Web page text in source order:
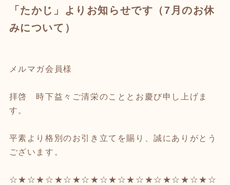
「たかじ」よりお知らせです（7月のお休
みについて）
メルマガ会員様
拝啓 時下益々ご清栄のこととお慶び申し上げま
す。
平素より格別のお引き立てを賜り、誠にありがとう
ございます。
☆★☆★☆★☆★☆★☆★☆★☆★☆★☆★☆★☆